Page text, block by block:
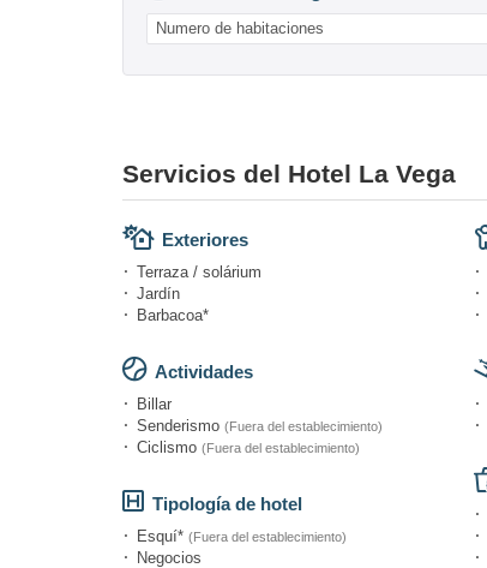
Numero de habitaciones
Servicios del Hotel La Vega
Exteriores
Terraza / solárium
Jardín
Barbacoa*
Actividades
Billar
Senderismo (Fuera del establecimiento)
Ciclismo (Fuera del establecimiento)
Tipología de hotel
Esquí* (Fuera del establecimiento)
Negocios